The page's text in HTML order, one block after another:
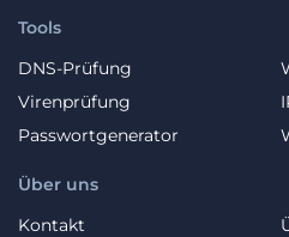
Über uns
Kontakt
Tools
DNS-Prüfung
Virenprüfung
Passwortgenerator